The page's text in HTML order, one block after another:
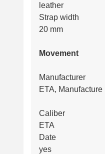
leather
Strap width
20 mm
Movement
Manufacturer
ETA,
Caliber
ETA
Date
yes